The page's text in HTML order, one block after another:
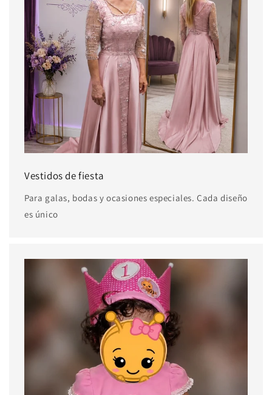
Vestidos de fiesta
Para galas, bodas y ocasiones especiales. Cada diseño
es único